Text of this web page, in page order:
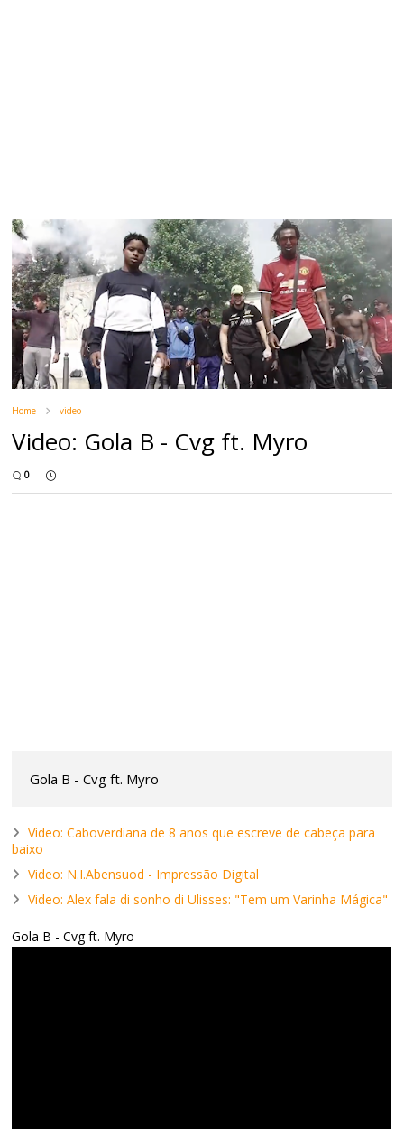
Home video
Video: Gola B - Cvg ft. Myro
0
Gola B - Cvg ft. Myro
Video: Caboverdiana de 8 anos que escreve de cabeça para
baixo
Video: N.I.Abensuod - Impressão Digital
Video: Alex fala di sonho di Ulisses: "Tem um Varinha Mágica"
Gola B - Cvg ft. Myro